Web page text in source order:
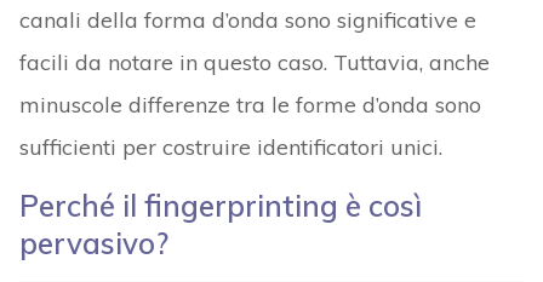
canali della forma d’onda sono significative e
facili da notare in questo caso. Tuttavia, anche
minuscole differenze tra le forme d’onda sono
sufficienti per costruire identificatori unici.
Perché il fingerprinting è così
pervasivo?